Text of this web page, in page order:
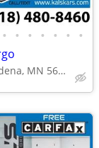
• • • • • • •
1000 N. Jefferson St. Wadena, MN 56482